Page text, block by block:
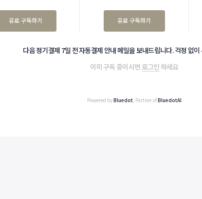
유료 구독하기 유료 구독하기
다음 정기결제 7일 전 자동결제 안내 메일을 보내드립니다. 걱정 없
이미 구독 중이시면 로그인하세요
Powered byBluedot, Partner ofBluedotAI